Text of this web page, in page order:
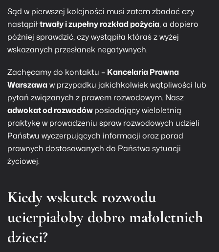
Sąd w pierwszej kolejności musi zatem zbadać czy
nastąpiłtrwały i zupełny rozkład pożycia, a dopiero
później sprawdzić, czy wystąpiła któraś z wyżej
wskazanych przesłanek negatywnych.
Zachęcamy do kontaktu – Kancelaria Prawna
Warszawaw przypadku jakichkolwiek wątpliwości lub
pytań związanych z prawem rozwodowym. Nasz
adwokat od rozwodówposiadający wieloletnią
praktykę w prowadzeniu spraw rozwodowych udzieli
Państwu wyczerpujących informacji oraz porad
prawnych dostosowanych do Państwa sytuacji
życiowej.
Kiedy wskutek rozwodu
ucierpiałoby dobro małoletnich
dzieci?